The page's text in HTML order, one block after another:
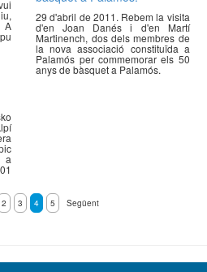
A
29 d'abril de 2011. Rebem la visita
d'en Joan Danés i d'en Martí
Martinench, dos dels membres de
la nova associació constituïda a
Palamós per commemorar els 50
anys de bàsquet a Palamós.
a
2 3 4 5 Següent